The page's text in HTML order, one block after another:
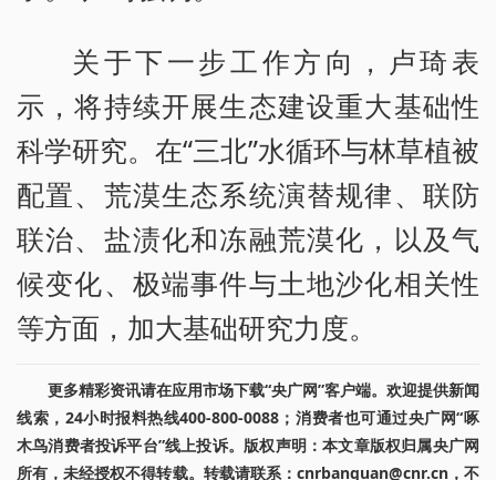
关于下一步工作方向，卢琦表
示，将持续开展生态建设重大基础性
科学研究。在“三北”水循环与林草植被
配置、荒漠生态系统演替规律、联防
联治、盐渍化和冻融荒漠化，以及气
候变化、极端事件与土地沙化相关性
等方面，加大基础研究力度。
更多精彩资讯请在应用市场下载“央广网”客户端。欢迎提供新闻
线索，24小时报料热线400-800-0088；消费者也可通过央广网“啄
木鸟消费者投诉平台”线上投诉。版权声明：本文章版权归属央广网
所有，未经授权不得转载。转载请联系：cnrbanquan@cnr.cn，不